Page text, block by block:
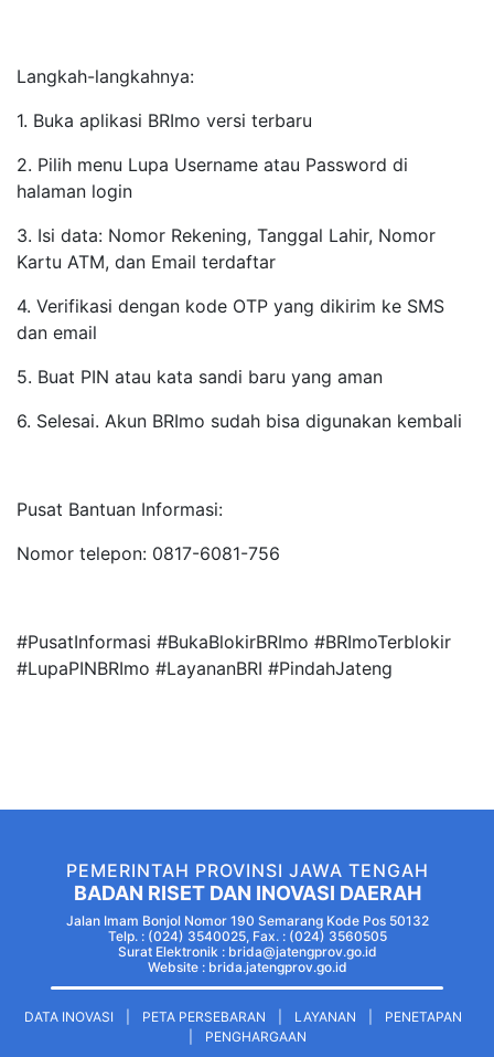
Langkah-langkahnya:
1. Buka aplikasi BRImo versi terbaru
2. Pilih menu Lupa Username atau Password di
halaman login
3. Isi data: Nomor Rekening, Tanggal Lahir, Nomor
Kartu ATM, dan Email terdaftar
4. Verifikasi dengan kode OTP yang dikirim ke SMS
dan email
5. Buat PIN atau kata sandi baru yang aman
6. Selesai. Akun BRImo sudah bisa digunakan kembali
Pusat Bantuan Informasi:
Nomor telepon: 0817-6081-756
#PusatInformasi #BukaBlokirBRImo #BRImoTerblokir
#LupaPINBRImo #LayananBRI #PindahJateng
PEMERINTAH PROVINSI JAWA TENGAH
BADAN RISET DAN INOVASI DAERAH
Jalan Imam Bonjol Nomor 190 Semarang Kode Pos 50132
Telp. : (024) 3540025, Fax. : (024) 3560505
Surat Elektronik : brida@jatengprov.go.id
Website : brida.jatengprov.go.id
DATA INOVASI PETA PERSEBARAN LAYANAN
PENETAPAN
PENGHARGAAN